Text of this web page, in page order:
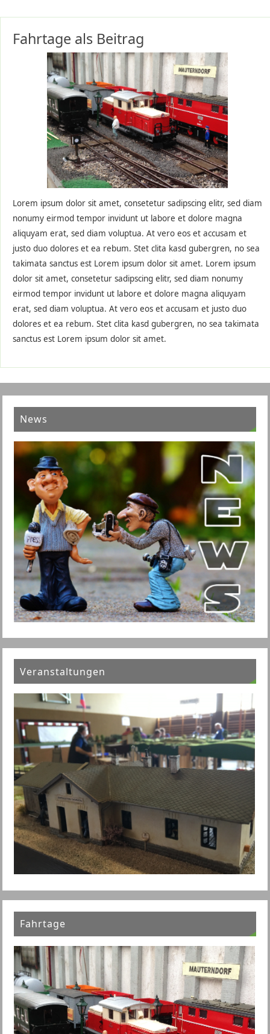
Fahrtage als Beitrag
Lorem ipsum dolor sit amet, consetetur sadipscing elitr, sed diam
nonumy eirmod tempor invidunt ut labore et dolore magna
aliquyam erat, sed diam voluptua. At vero eos et accusam et
justo duo dolores et ea rebum. Stet clita kasd gubergren, no sea
takimata sanctus est Lorem ipsum dolor sit amet. Lorem ipsum
dolor sit amet, consetetur sadipscing elitr, sed diam nonumy
eirmod tempor invidunt ut labore et dolore magna aliquyam
erat, sed diam voluptua. At vero eos et accusam et justo duo
dolores et ea rebum. Stet clita kasd gubergren, no sea takimata
sanctus est Lorem ipsum dolor sit amet.
News
Veranstaltungen
Fahrtage